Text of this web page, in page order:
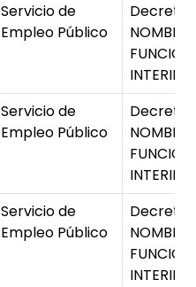
Servicio de
Empleo Público
Decreto
Servicio de
Empleo Público
Decreto
Servicio de
Empleo Público
Decreto